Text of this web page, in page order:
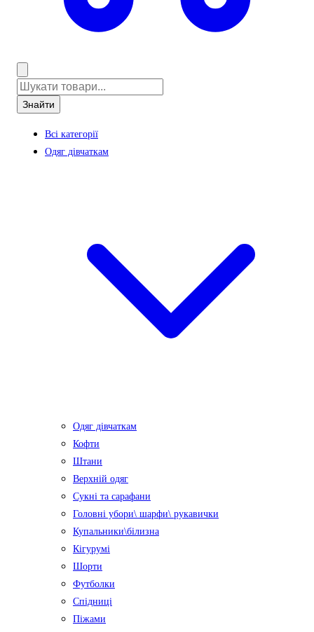
Знайти
Всі категорії
Одяг дівчаткам
Одяг дівчаткам
Кофти
Штани
Верхній одяг
Сукні та сарафани
Головні убори\ шарфи\ рукавички
Купальники\білизна
Кігурумі
Шорти
Футболки
Спідниці
Піжами